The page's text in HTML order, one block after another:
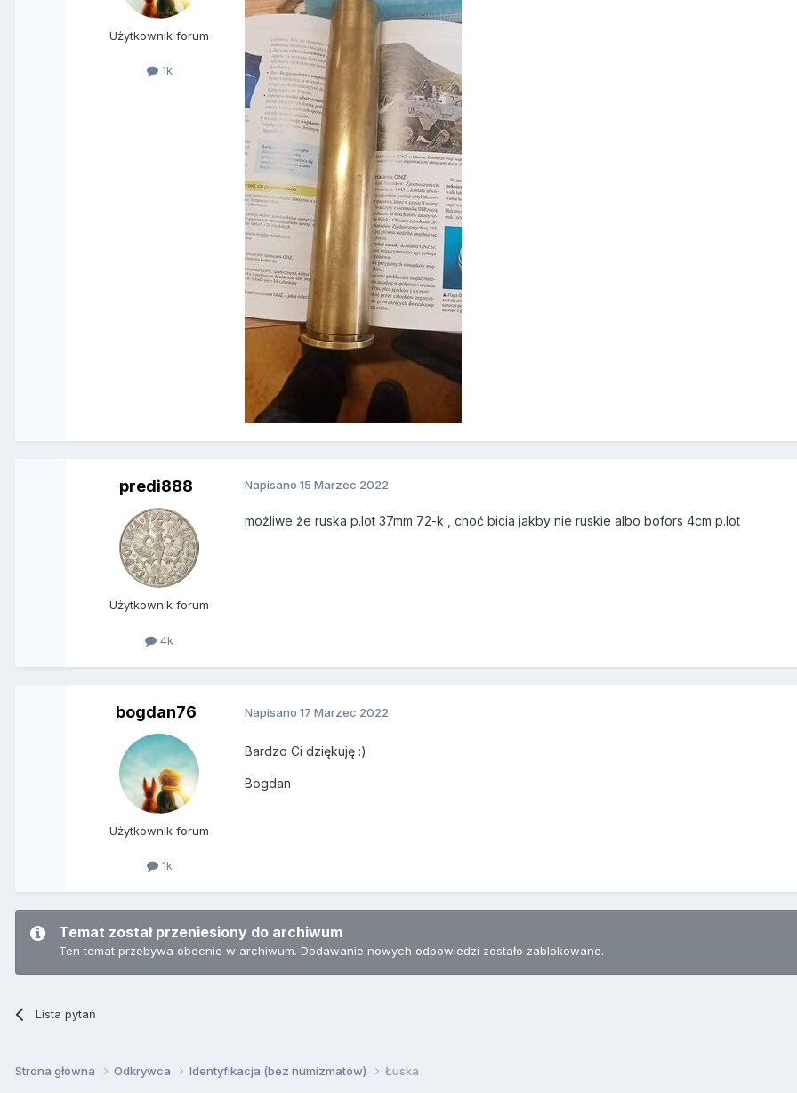
Użytkownik forum
1k
predi888
Użytkownik forum
4k
Napisano15 Marzec 2022
możliwe że ruska p.lot 37mm 72-k , choć bicia jakby nie ruskie albo bofors 4cm p.lot
bogdan76
Użytkownik forum
1k
Napisano17 Marzec 2022
Bardzo Ci dziękuję :)
Bogdan
Temat został przeniesiony do archiwum
Ten temat przebywa obecnie w archiwum. Dodawanie nowych odpowiedzi zostało zablokowane.
Lista pytań
Strona główna Odkrywca Identyfikacja (bez numizmatów) Łuska